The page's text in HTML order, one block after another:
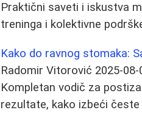
Praktični saveti i iskustva
treninga i kolektivne
Kako do ravnog stomaka:
Radomir Vitorović 2025-08-
Kompletan vodič za
rezultate, kako izbeći